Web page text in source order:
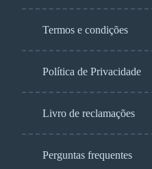
Termos e condições
Política de Privacidade
Livro de reclamações
Perguntas frequentes